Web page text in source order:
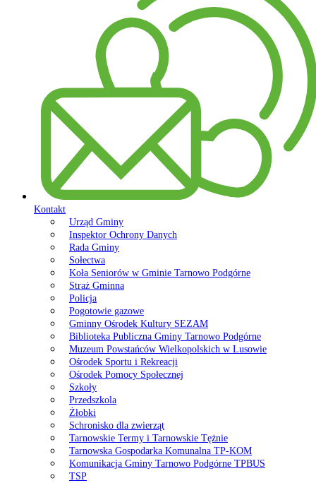
Kontakt
Urząd Gminy
Inspektor Ochrony Danych
Rada Gminy
Sołectwa
Koła Seniorów w Gminie Tarnowo Podgórne
Straż Gminna
Policja
Pogotowie gazowe
Gminny Ośrodek Kultury SEZAM
Biblioteka Publiczna Gminy Tarnowo Podgórne
Muzeum Powstańców Wielkopolskich w Lusowie
Ośrodek Sportu i Rekreacji
Ośrodek Pomocy Społecznej
Szkoły
Przedszkola
Żłobki
Schronisko dla zwierząt
Tarnowskie Termy i Tarnowskie Tężnie
Tarnowska Gospodarka Komunalna TP-KOM
Komunikacja Gminy Tarnowo Podgórne TPBUS
TSP